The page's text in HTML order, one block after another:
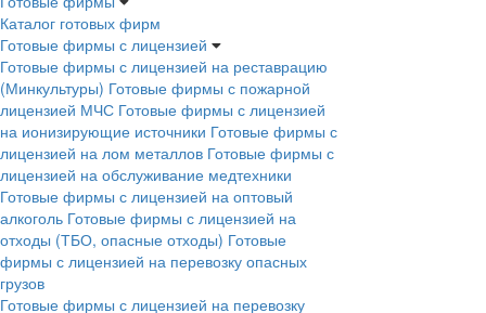
Каталог готовых фирм
Готовые фирмы с лицензией
Готовые фирмы с лицензией на реставрацию
(Минкультуры) Готовые фирмы с пожарной
лицензией МЧС Готовые фирмы с лицензией
на ионизирующие источники Готовые фирмы с
лицензией на лом металлов Готовые фирмы с
лицензией на обслуживание медтехники
Готовые фирмы с лицензией на оптовый
алкоголь Готовые фирмы с лицензией на
отходы (ТБО, опасные отходы) Готовые
фирмы с лицензией на перевозку опасных
грузов
Готовые фирмы с лицензией на перевозку